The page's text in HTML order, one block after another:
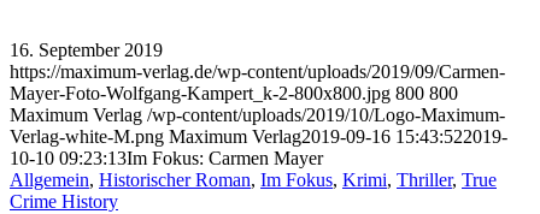
16. September 2019
https://maximum-verlag.de/wp-content/uploads/2019/09/Carmen-
Mayer-Foto-Wolfgang-Kampert_k-2-800x800.jpg 800 800
Maximum Verlag /wp-content/uploads/2019/10/Logo-Maximum-
Verlag-white-M.png Maximum Verlag2019-09-16 15:43:522019-
10-10 09:23:13Im Fokus: Carmen Mayer
Allgemein, Historischer Roman, Im Fokus, Krimi, Thriller, True
Crime History